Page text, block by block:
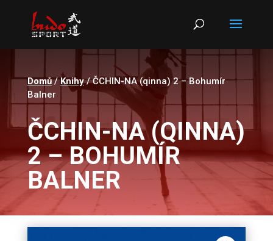
Products
search
Domů/Knihy/ ČCHIN-NA (qinna) 2 – Bohumír
Balner
ČCHIN-NA (QINNA)
2 – BOHUMÍR
BALNER